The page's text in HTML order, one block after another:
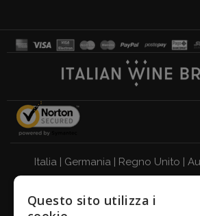
Italia | Germania | Regno Unito |
BEVI
Questo sito utilizza i